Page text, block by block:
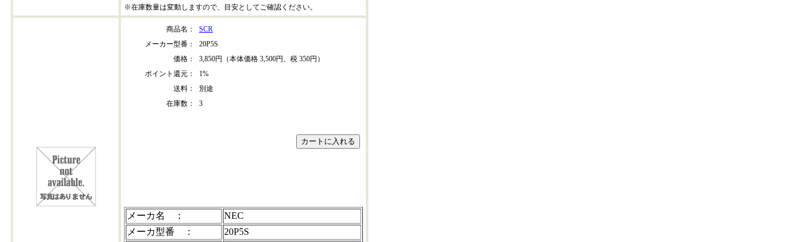
※在庫数量は変動しますので、目安としてご確認ください。
商品名：
SCR
メーカー型番：
20P5S
価格：
3,850円（本体価格 3,500円、税 350円）
ポイント還元：
1%
送料：
別途
在庫数：
3
メーカ名 ：
NEC
メーカ型番 ：
20P5S